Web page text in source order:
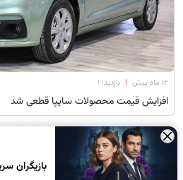
۱۲ ماه پیش | بازدید: 1
افزایش قیمت محصولات سایپا قطعی شد
×
بازیگران